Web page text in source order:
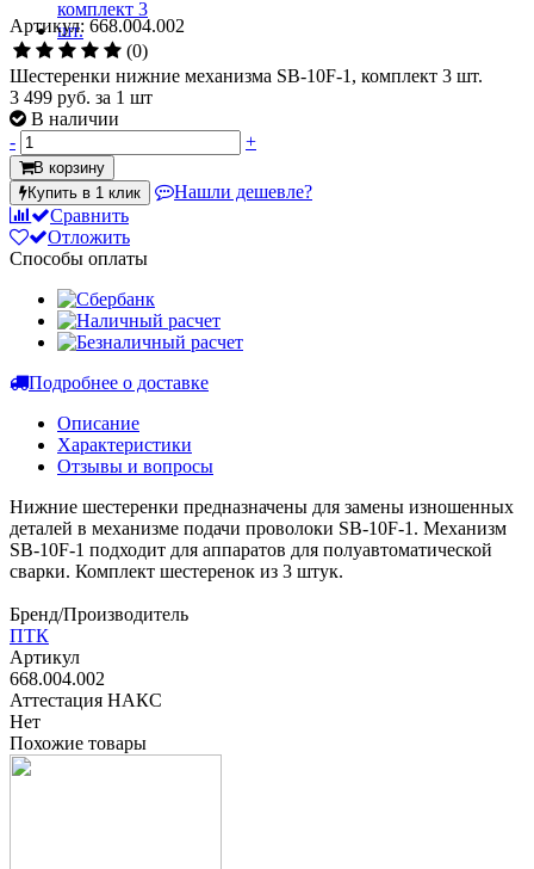
Артикул: 668.004.002
(0)
Шестеренки нижние механизма SB-10F-1, комплект 3 шт.
3 499 руб. за 1 шт
В наличии
-
+
В корзину
Купить в 1 клик
Нашли дешевле?
Сравнить
Отложить
Способы оплаты
Подробнее о доставке
Описание
Характеристики
Отзывы и вопросы
Нижние шестеренки предназначены для замены изношенных
деталей в механизме подачи проволоки SB-10F-1. Механизм
SB-10F-1 подходит для аппаратов для полуавтоматической
сварки. Комплект шестеренок из 3 штук.
Бренд/Производитель
ПТК
Артикул
668.004.002
Аттестация НАКС
Нет
Похожие товары